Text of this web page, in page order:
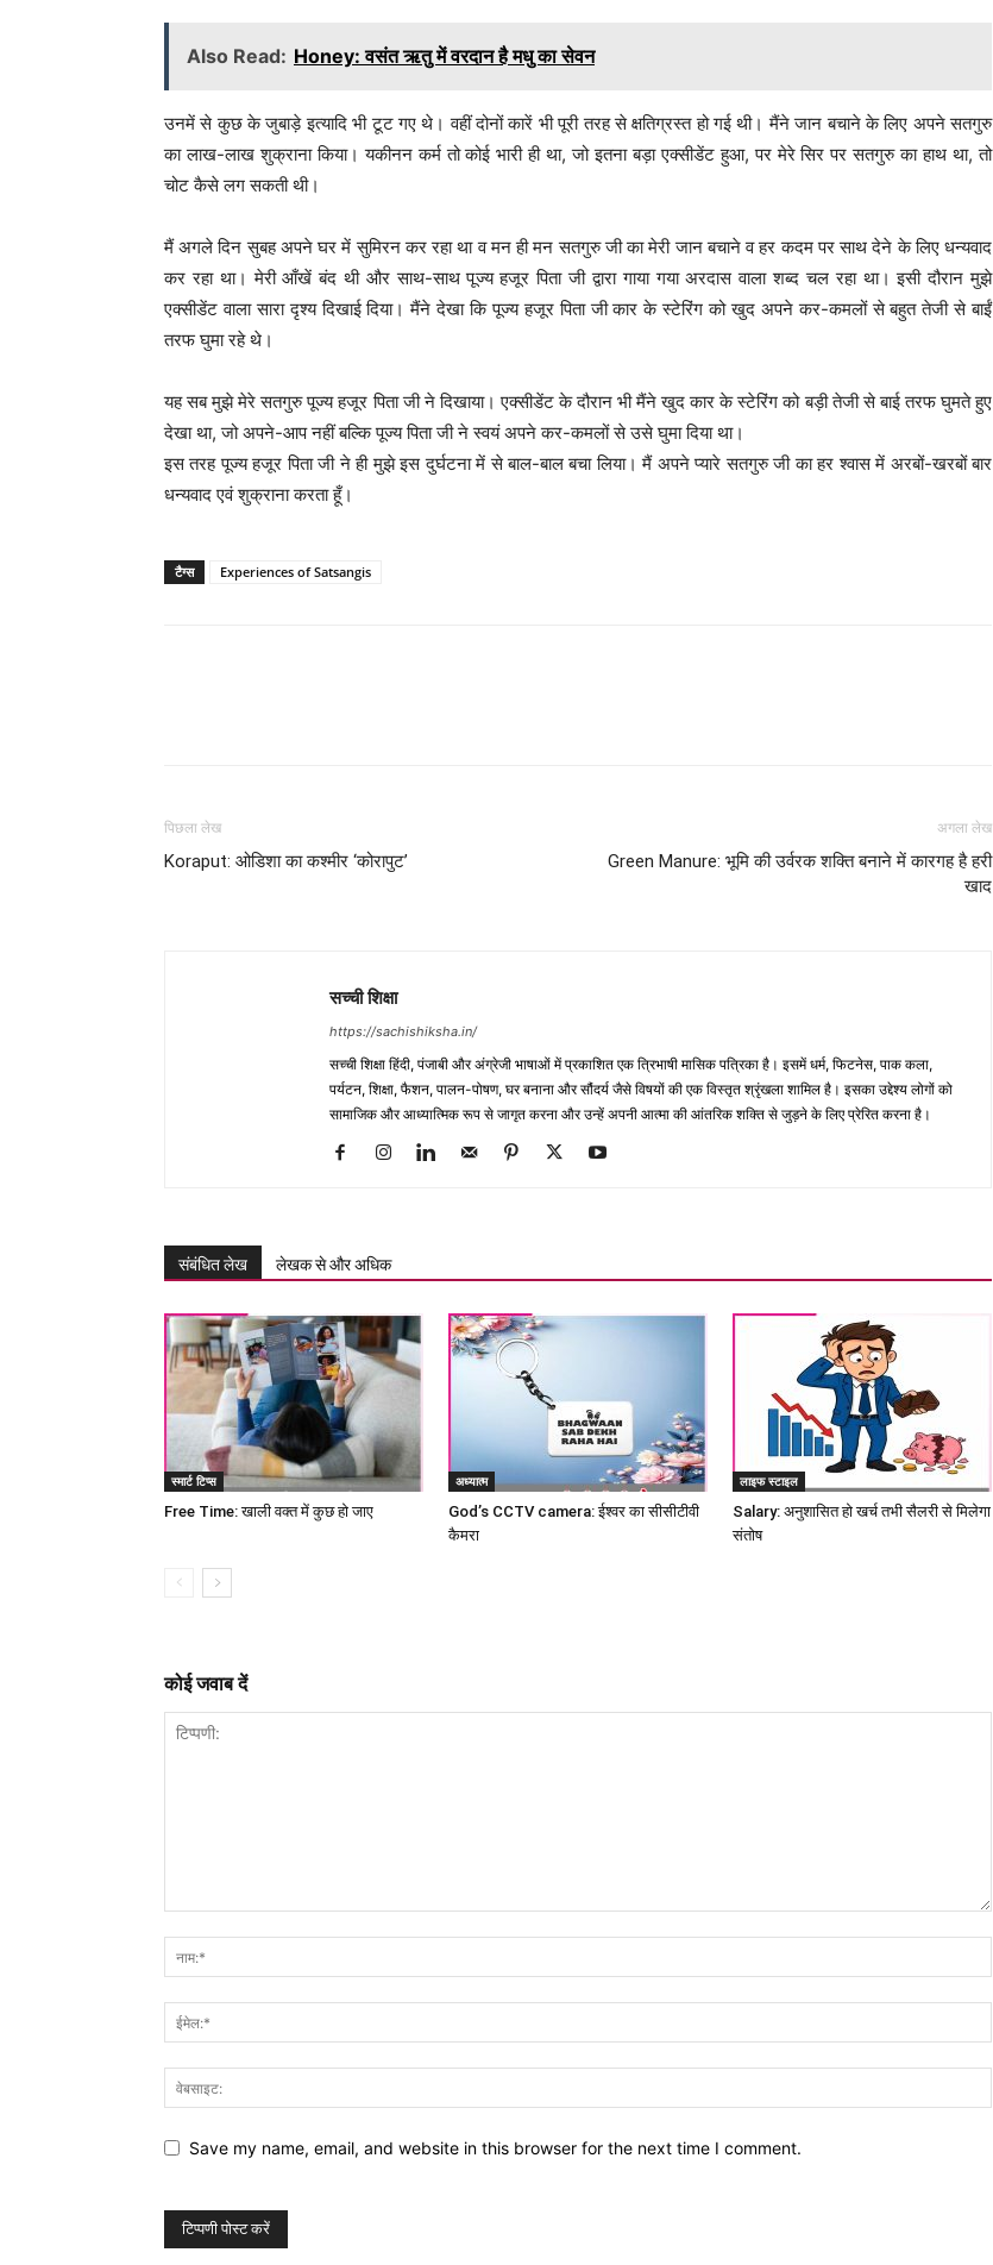
Also Read: Honey: वसंत ऋतु में वरदान है मधु का सेवन
उनमें से कुछ के जुबाड़े इत्यादि भी टूट गए थे। वहीं दोनों कारें भी पूरी तरह से क्षतिग्रस्त हो गई थी। मैंने जान बचाने के लिए अपने सतगुरु
का लाख-लाख शुक्राना किया। यकीनन कर्म तो कोई भारी ही था, जो इतना बड़ा एक्सीडेंट हुआ, पर मेरे सिर पर सतगुरु का हाथ था, तो
चोट कैसे लग सकती थी।
मैं अगले दिन सुबह अपने घर में सुमिरन कर रहा था व मन ही मन सतगुरु जी का मेरी जान बचाने व हर कदम पर साथ देने के लिए धन्यवाद
कर रहा था। मेरी आँखें बंद थी और साथ-साथ पूज्य हजूर पिता जी द्वारा गाया गया अरदास वाला शब्द चल रहा था। इसी दौरान मुझे
एक्सीडेंट वाला सारा दृश्य दिखाई दिया। मैंने देखा कि पूज्य हजूर पिता जी कार के स्टेरिंग को खुद अपने कर-कमलों से बहुत तेजी से बाईं
तरफ घुमा रहे थे।
यह सब मुझे मेरे सतगुरु पूज्य हजूर पिता जी ने दिखाया। एक्सीडेंट के दौरान भी मैंने खुद कार के स्टेरिंग को बड़ी तेजी से बाई तरफ घुमते हुए
देखा था, जो अपने-आप नहीं बल्कि पूज्य पिता जी ने स्वयं अपने कर-कमलों से उसे घुमा दिया था।
इस तरह पूज्य हजूर पिता जी ने ही मुझे इस दुर्घटना में से बाल-बाल बचा लिया। मैं अपने प्यारे सतगुरु जी का हर श्वास में अरबों-खरबों बार
धन्यवाद एवं शुक्राना करता हूँ।
टैग्स Experiences of Satsangis
पिछला लेख
Koraput: ओडिशा का कश्मीर ‘कोरापुट’
अगला लेख
Green Manure: भूमि की उर्वरक शक्ति बनाने में कारगह है हरी
खाद
सच्ची शिक्षा
https://sachishiksha.in/
सच्ची शिक्षा हिंदी, पंजाबी और अंग्रेजी भाषाओं में प्रकाशित एक त्रिभाषी मासिक पत्रिका है। इसमें धर्म, फिटनेस, पाक कला,
पर्यटन, शिक्षा, फैशन, पालन-पोषण, घर बनाना और सौंदर्य जैसे विषयों की एक विस्तृत श्रृंखला शामिल है। इसका उद्देश्य लोगों को
सामाजिक और आध्यात्मिक रूप से जागृत करना और उन्हें अपनी आत्मा की आंतरिक शक्ति से जुड़ने के लिए प्रेरित करना है।
संबंधित लेख लेखक से और अधिक
स्मार्ट टिप्स
Free Time: खाली वक्त में कुछ हो जाए
अध्यात्म
God’s CCTV camera: ईश्वर का सीसीटीवी
कैमरा
लाइफ स्टाइल
Salary: अनुशासित हो खर्च तभी सैलरी से मिलेगा
संतोष
कोई जवाब दें
Save my name, email, and website in this browser for the next time I comment.